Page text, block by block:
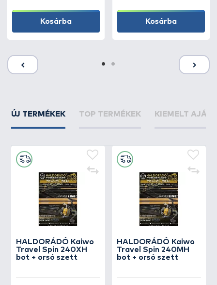
Kosárba Kosárba
ÚJ TERMÉKEK TOP TERMÉKEK KIEMELT
HALDORÁDÓ Kaiwo
Travel Spin 240XH
bot + orsó szett
HALDORÁDÓ Kaiwo
Travel Spin 240MH
bot + orsó szett